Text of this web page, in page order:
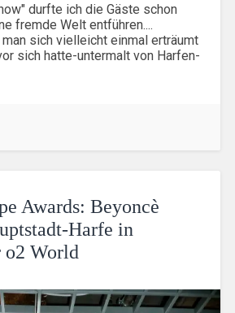
durfte ich die Gäste schon
fremde Welt entführen....
sich vielleicht einmal erträumt
sich hatte-untermalt von Harfen-
Awards: Beyoncè
Harfe in
o2 World